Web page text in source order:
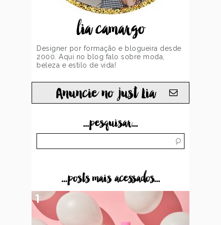
lia camargo
Designer por formação e blogueira desde
2000. Aqui no blog falo sobre moda,
beleza e estilo de vida!
Anuncie no just Lia
...pesquisar...
...posts mais acessados...
1